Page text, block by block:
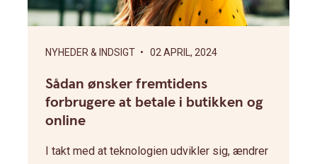
NYHEDER & INDSIGT • 02 APRIL, 2024
Sådan ønsker fremtidens
forbrugere at betale i butikken og
online
I takt med at teknologien udvikler sig, ændrer